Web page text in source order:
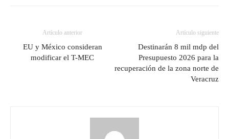
Artículo anterior
EU y México consideran
modificar el T-MEC
Artículo siguiente
Destinarán 8 mil mdp del
Presupuesto 2026 para la
recuperación de la zona norte de
Veracruz